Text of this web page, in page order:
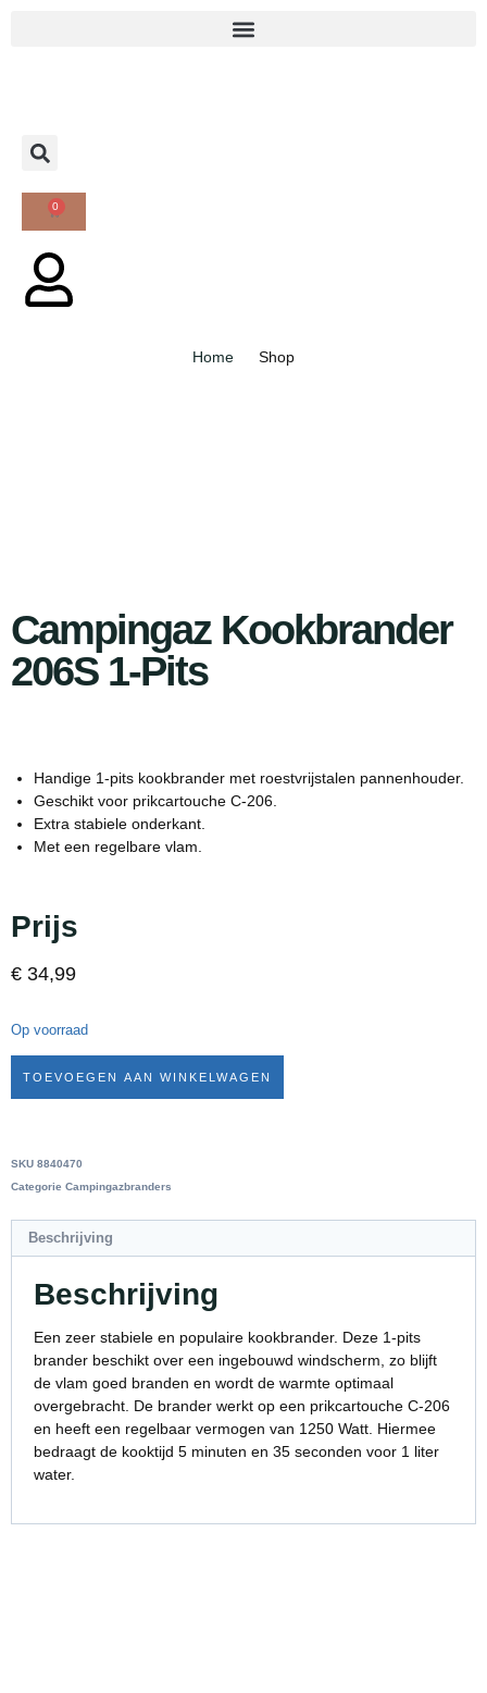
0
Home Shop
Campingaz Kookbrander
206S 1-Pits
Handige 1-pits kookbrander met roestvrijstalen pannenhouder.
Geschikt voor prikcartouche C-206.
Extra stabiele onderkant.
Met een regelbare vlam.
Prijs
€ 34,99
Op voorraad
TOEVOEGEN AAN WINKELWAGEN
SKU 8840470
Categorie Campingazbranders
Beschrijving
Beschrijving
Een zeer stabiele en populaire kookbrander. Deze 1-pits
brander beschikt over een ingebouwd windscherm, zo blijft
de vlam goed branden en wordt de warmte optimaal
overgebracht. De brander werkt op een prikcartouche C-206
en heeft een regelbaar vermogen van 1250 Watt. Hiermee
bedraagt de kooktijd 5 minuten en 35 seconden voor 1 liter
water.